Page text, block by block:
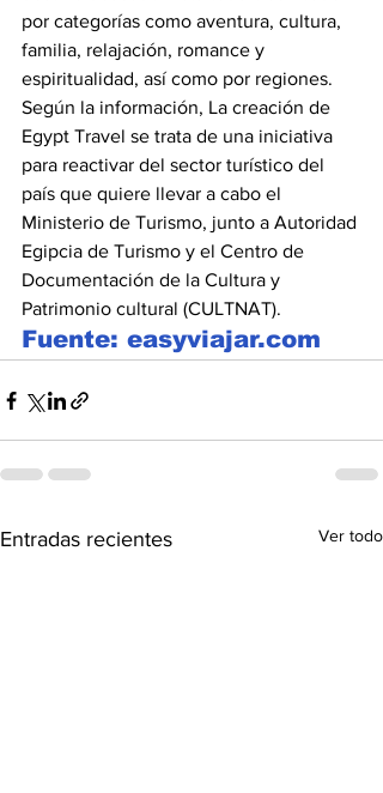
por categorías como aventura, cultura,
familia, relajación, romance y
espiritualidad, así como por regiones.
Según la información, La creación de
Egypt Travel se trata de una iniciativa
para reactivar del sector turístico del
país que quiere llevar a cabo el
Ministerio de Turismo, junto a Autoridad
Egipcia de Turismo y el Centro de
Documentación de la Cultura y
Patrimonio cultural (CULTNAT).
Fuente: easyviajar.com
Entradas recientes Ver todo